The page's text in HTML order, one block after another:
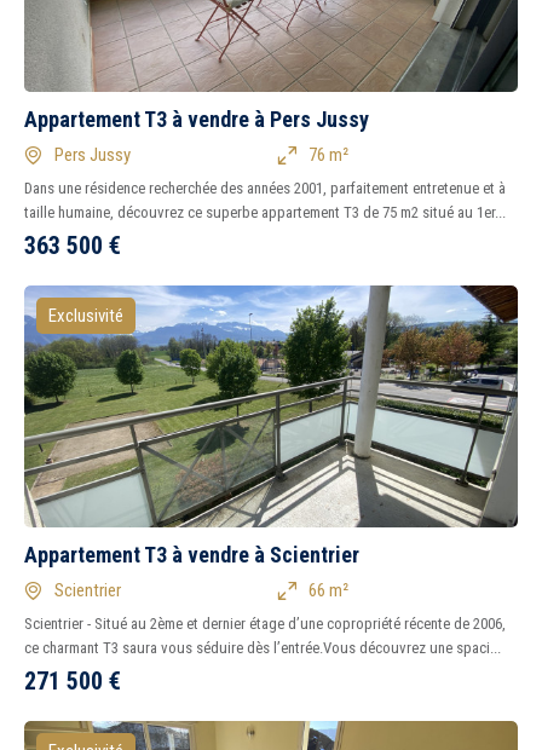
1 2 3 4 5 6 7 8
Tous Ancien Neuf
Appartement T3 à vendre à Pers Jussy
Pers Jussy 76 m²
Dans une résidence recherchée des années 2001, parfaitement entretenue et à
taille humaine, découvrez ce superbe appartement T3 de 75 m2 situé au 1er...
363 500 €
Exclusivité
Appartement T3 à vendre à Scientrier
Scientrier 66 m²
Scientrier - Situé au 2ème et dernier étage d’une copropriété récente de 2006,
ce charmant T3 saura vous séduire dès l’entrée.Vous découvrez une spaci...
271 500 €